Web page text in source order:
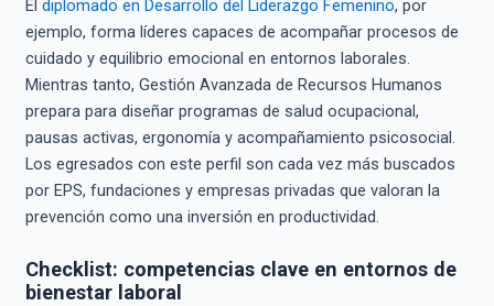
El diplomado en Desarrollo del Liderazgo Femenino, por
ejemplo, forma líderes capaces de acompañar procesos de
cuidado y equilibrio emocional en entornos laborales.
Mientras tanto, Gestión Avanzada de Recursos Humanos
prepara para diseñar programas de salud ocupacional,
pausas activas, ergonomía y acompañamiento psicosocial.
Los egresados con este perfil son cada vez más buscados
por EPS, fundaciones y empresas privadas que valoran la
prevención como una inversión en productividad.
Checklist: competencias clave en entornos de
bienestar laboral